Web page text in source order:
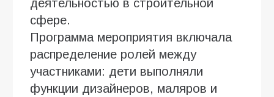
деятельностью в строительной
сфере.
Программа мероприятия включала
распределение ролей между
участниками: дети выполняли
функции дизайнеров, маляров и